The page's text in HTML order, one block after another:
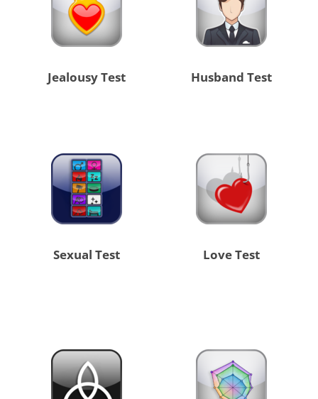
Jealousy Test Husband Test
Sexual Test Love Test